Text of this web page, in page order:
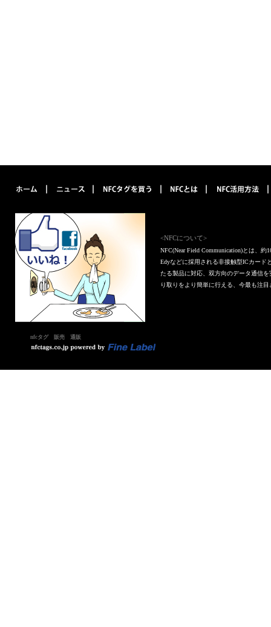
<NFCについて>
NFC(Near Field Communication)とは、
Edyなどに採用される非接触型ICカード
たる製品に対応、双方向のデータ通信
り取りをより簡単に行える、今最も注
nfcタグ 販売 通販